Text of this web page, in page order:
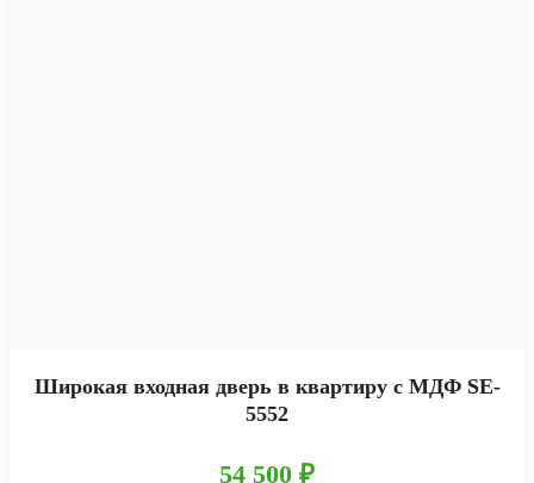
Широкая входная дверь в квартиру с МДФ SE-
5552
54 500 ₽